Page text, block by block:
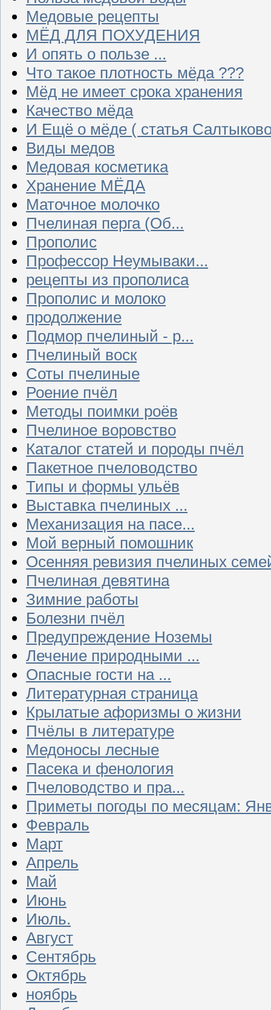
Медовые рецепты
МЁД ДЛЯ ПОХУДЕНИЯ
И опять о пользе ...
Что такое плотность мёда ???
Мёд не имеет срока хранения
Качество мёда
И Ещё о мёде ( статья
Виды медов
Медовая косметика
Хранение МЁДА
Маточное молочко
Пчелиная перга (Об...
Прополис
Профессор Неумываки...
рецепты из прополиса
Прополис и молоко
продолжение
Подмор пчелиный - р...
Пчелиный воск
Соты пчелиные
Роение пчёл
Методы поимки роёв
Пчелиное воровство
Каталог статей и породы пчёл
Пакетное пчеловодство
Типы и формы ульёв
Выставка пчелиных ...
Механизация на пасе...
Мой верный помошник
Осенняя ревизия пчелиных
Пчелиная девятина
Зимние работы
Болезни пчёл
Предупреждение Ноземы
Лечение природными ...
Опасные гости на ...
Литературная страница
Крылатые афоризмы о жизни
Пчёлы в литературе
Медоносы лесные
Пасека и фенология
Пчеловодство и пра...
Приметы погоды по месяцам:
Февраль
Март
Апрель
Май
Июнь
Июль.
Август
Сентябрь
Октябрь
ноябрь